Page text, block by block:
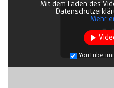
Mit dem Laden des
Mehr
YouTube